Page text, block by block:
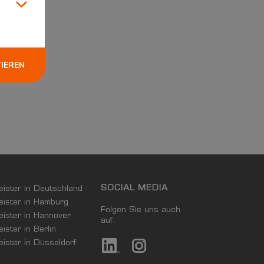
in Deutschland
in Hamburg
in Hannover
in Berlin
in Düsseldorf
SOCIAL MEDIA
Folgen Sie uns auch
auf: